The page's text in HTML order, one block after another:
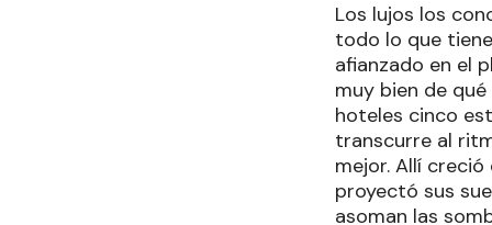
Los lujos los
todo lo que
afianzado en el
muy bien de
hoteles cinco
transcurre al
mejor. Allí
proyectó sus
asoman las